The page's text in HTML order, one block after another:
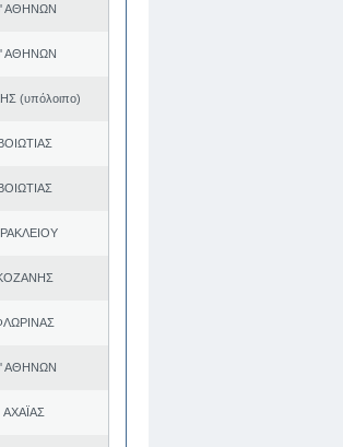
ΑΘΗΝΩΝ
ΑΘΗΝΩΝ
(υπόλοιπο)
ΑΘΗΝΩΝ
ΑΧΑΪΑΣ